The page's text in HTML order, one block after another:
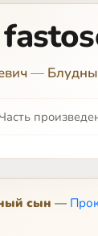
—
сын —